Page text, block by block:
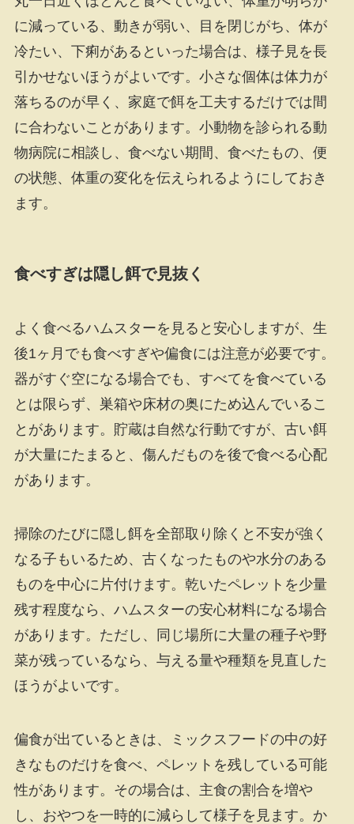
に減っている、動きが弱い、目を閉じがち、体が
冷たい、下痢があるといった場合は、様子見を長
引かせないほうがよいです。小さな個体は体力が
落ちるのが早く、家庭で餌を工夫するだけでは間
に合わないことがあります。小動物を診られる動
物病院に相談し、食べない期間、食べたもの、便
の状態、体重の変化を伝えられるようにしておき
ます。
食べすぎは隠し餌で見抜く
よく食べるハムスターを見ると安心しますが、生
後1ヶ月でも食べすぎや偏食には注意が必要です。
器がすぐ空になる場合でも、すべてを食べている
とは限らず、巣箱や床材の奥にため込んでいるこ
とがあります。貯蔵は自然な行動ですが、古い餌
が大量にたまると、傷んだものを後で食べる心配
があります。
掃除のたびに隠し餌を全部取り除くと不安が強く
なる子もいるため、古くなったものや水分のある
ものを中心に片付けます。乾いたペレットを少量
残す程度なら、ハムスターの安心材料になる場合
があります。ただし、同じ場所に大量の種子や野
菜が残っているなら、与える量や種類を見直した
ほうがよいです。
偏食が出ているときは、ミックスフードの中の好
きなものだけを食べ、ペレットを残している可能
性があります。その場合は、主食の割合を増や
し、おやつを一時的に減らして様子を見ます。か